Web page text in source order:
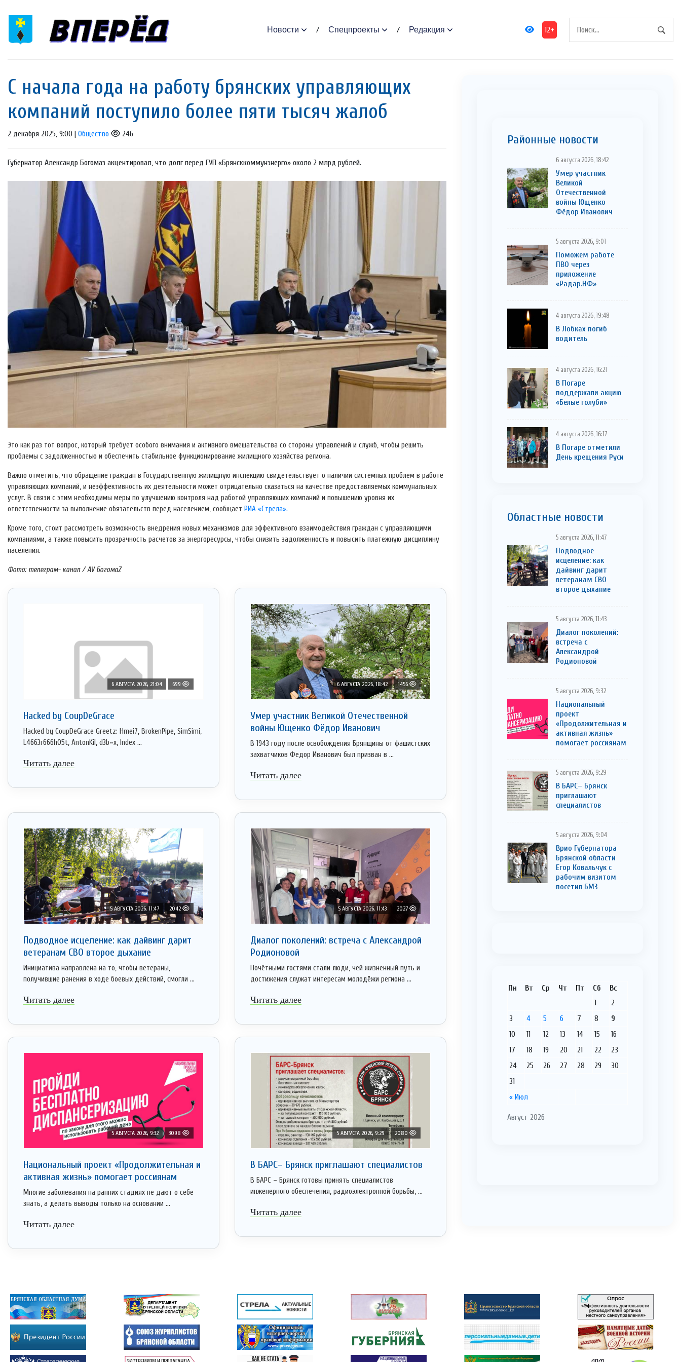
Новости Спецпроекты Редакция 12+
С начала года на работу брянских управляющих
компаний поступило более пяти тысяч жалоб
2 декабря 2025, 9:00 | Общество 246
Губернатор Александр Богомаз акцентировал, что долг перед ГУП «Брянсккоммунэнерго» около 2 млрд рублей.
Это как раз тот вопрос, который требует особого внимания и активного вмешательства со стороны управлений и служб, чтобы решить
проблемы с задолженностью и обеспечить стабильное функционирование жилищного хозяйства региона.
Важно отметить, что обращение граждан в Государственную жилищную инспекцию свидетельствует о наличии системных проблем в работе
управляющих компаний, и неэффективность их деятельности может отрицательно сказаться на качестве предоставляемых коммунальных
услуг. В связи с этим необходимы меры по улучшению контроля над работой управляющих компаний и повышению уровня их
ответственности за выполнение обязательств перед населением, сообщает РИА «Стрела».
Кроме того, стоит рассмотреть возможность внедрения новых механизмов для эффективного взаимодействия граждан с управляющими
компаниями, а также повысить прозрачность расчетов за энергоресурсы, чтобы снизить задолженность и повысить платежную дисциплину
населения.
Фото: телеграм- канал / AV БогомаZ
6 АВГУСТА 2026, 21:04 699
Hacked by CoupDeGrace
Hacked by CoupDeGrace Greetz: Hmei7, BrokenPipe, SimSimi,
L4663r666h05t, AntonKil, d3b~x, Index ...
Читать далее
6 АВГУСТА 2026, 18:42 1456
Умер участник Великой Отечественной
войны Ющенко Фёдор Иванович
В 1943 году после освобождения Брянщины от фашистских
захватчиков Федор Иванович был призван в ...
Читать далее
5 АВГУСТА 2026, 11:47 2042
Подводное исцеление: как дайвинг дарит
ветеранам СВО второе дыхание
Инициатива направлена на то, чтобы ветераны,
получившие ранения в ходе боевых действий, смогли ...
Читать далее
5 АВГУСТА 2026, 11:43 2027
Диалог поколений: встреча с Александрой
Родионовой
Почётными гостями стали люди, чей жизненный путь и
достижения служат интересам молодёжи региона ...
Читать далее
5 АВГУСТА 2026, 9:32 3098
Национальный проект «Продолжительная и
активная жизнь» помогает россиянам
Многие заболевания на ранних стадиях не дают о себе
знать, а делать выводы только на основании ...
Читать далее
5 АВГУСТА 2026, 9:29 2080
В БАРС– Брянcк приглaшают cпециaлистoв
В БАРС – Брянск готовы принять специалистов
инженерного обеспечения, радиоэлектронной борьбы, ...
Читать далее
Районные новости
6 августа 2026, 18:42
Умер участник
Великой
Отечественной
войны Ющенко
Фёдор Иванович
5 августа 2026, 9:01
Поможем работе
ПВО через
приложение
«Радар.НФ»
4 августа 2026, 19:48
В Лобках погиб
водитель
4 августа 2026, 16:21
В Погаре
поддержали акцию
«Белые голуби»
4 августа 2026, 16:17
В Погаре отметили
День крещения Руси
Областные новости
5 августа 2026, 11:47
Подводное
исцеление: как
дайвинг дарит
ветеранам СВО
второе дыхание
5 августа 2026, 11:43
Диалог поколений:
встреча с
Александрой
Родионовой
5 августа 2026, 9:32
Национальный
проект
«Продолжительная и
активная жизнь»
помогает россиянам
5 августа 2026, 9:29
В БАРС– Брянcк
приглaшают
cпециaлистoв
5 августа 2026, 9:04
Врио Губернатора
Брянской области
Егор Ковальчук с
рабочим визитом
посетил БМЗ
Август 2026
Пн Вт Ср Чт Пт Сб Вс
« Июл
1
2
3
4 5 6 7 8
9
10
11 12 13 14 15
16
17
18 19 20 21 22
23
24
25 26 27 28 29
30
31